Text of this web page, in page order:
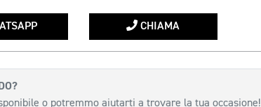
CHIAMA
o potremmo aiutarti a trovare la tua occasione!